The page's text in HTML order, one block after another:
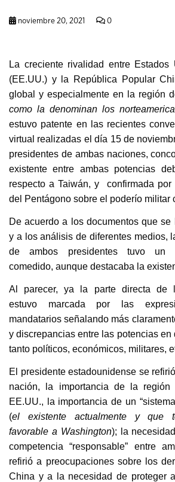
noviembre 20, 2021 0
La creciente rivalidad entre Estados
(EE.UU.) y la República Popular
global y especialmente en la región
como la denominan los
estuvo patente en las recientes
virtual realizadas el día 15 de
presidentes de ambas naciones,
existente entre ambas potencias
respecto a Taiwán, y confirmada por
del Pentágono sobre el poderío militar
De acuerdo a los documentos que
y a los análisis de diferentes medios,
de ambos presidentes tuvo un
comedido, aunque destacaba la
Al parecer, ya la parte directa de
estuvo marcada por las
mandatarios señalando más
y discrepancias entre las potencias en
tanto políticos, económicos, militares,
El presidente estadounidense se
nación, la importancia de la región
EE.UU., la importancia de un
(el existente actualmente y que
favorable a Washington); la
competencia “responsable” entre
refirió a preocupaciones sobre los
China y a la necesidad de proteger